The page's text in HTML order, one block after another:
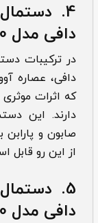
4.
دافی مدل Q10 (طرح میوه آووکادو)
دافی، عصاره
که اثرات
صابون و
از این رو
5.
دافی مدل Q10 (طرح گل ۱)